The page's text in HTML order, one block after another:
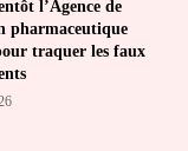
l’Agence de
pharmaceutique
traquer les faux